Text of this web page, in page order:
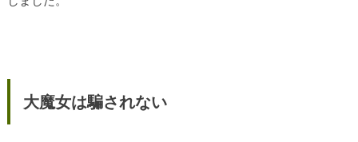
大魔女は騙されない